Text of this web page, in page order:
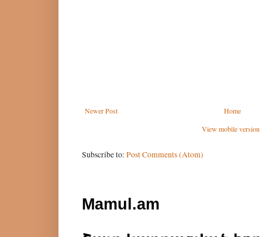
Newer Post
Home
View mobile version
Subscribe to: Post Comments (Atom)
Mamul.am